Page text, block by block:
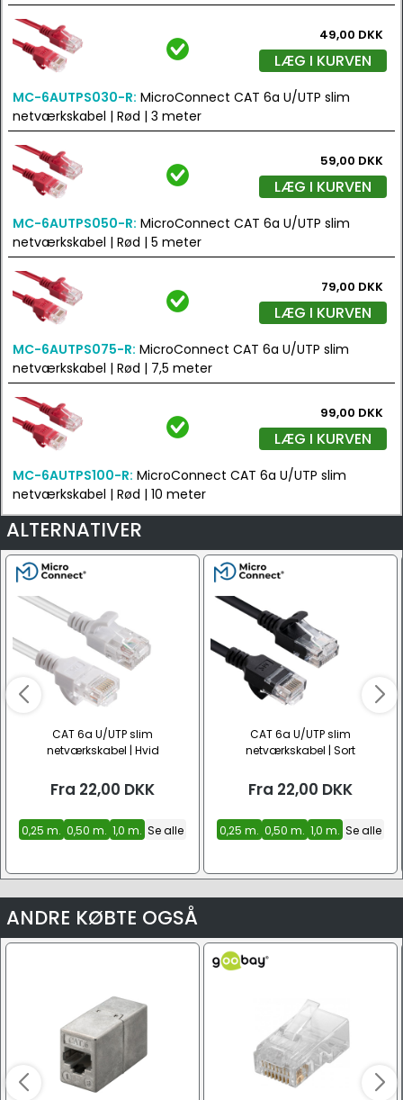
49,00 DKK
LÆG I KURVEN
MC-6AUTPS030-R: MicroConnect CAT 6a U/UTP slim
netværkskabel | Rød | 3 meter
59,00 DKK
LÆG I KURVEN
MC-6AUTPS050-R: MicroConnect CAT 6a U/UTP slim
netværkskabel | Rød | 5 meter
79,00 DKK
LÆG I KURVEN
MC-6AUTPS075-R: MicroConnect CAT 6a U/UTP slim
netværkskabel | Rød | 7,5 meter
99,00 DKK
LÆG I KURVEN
MC-6AUTPS100-R: MicroConnect CAT 6a U/UTP slim
netværkskabel | Rød | 10 meter
ALTERNATIVER
CAT 6a U/UTP slim
netværkskabel | Hvid
Fra 22,00 DKK
0,25 m. 0,50 m. 1,0 m. Se alle
CAT 6a U/UTP slim
netværkskabel | Sort
Fra 22,00 DKK
0,25 m. 0,50 m. 1,0 m. Se alle
ANDRE KØBTE OGSÅ